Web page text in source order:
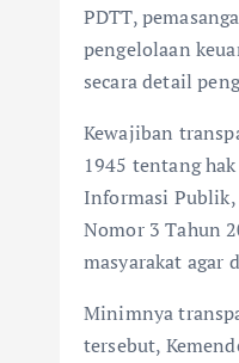
PDTT,
pengelolaan
secara detail
Kewajiban
1945 tentang
Informasi Publik,
Nomor 3 Tahun
masyarakat agar
Minimnya
tersebut,